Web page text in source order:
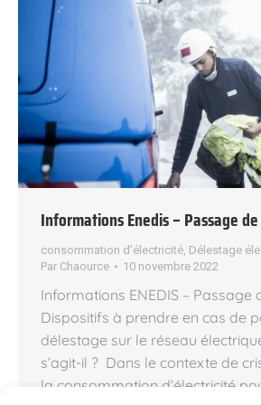
Informations Enedis – Passage
consommation d’électricité Délestage
Par Chaource 10 novembre 2022
Informations ENEDIS – Passage
Dispositifs à prendre en cas de
délestage sur le réseau
s’agit-il ? Dans le contexte de
la consommation d’électricité